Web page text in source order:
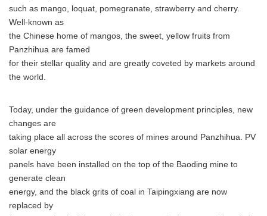
such as mango, loquat, pomegranate, strawberry and cherry.
Well-known as
the Chinese home of mangos, the sweet, yellow fruits from
Panzhihua are famed
for their stellar quality and are greatly coveted by markets around
the world.
Today, under the guidance of green development principles, new
changes are
taking place all across the scores of mines around Panzhihua. PV
solar energy
panels have been installed on the top of the Baoding mine to
generate clean
energy, and the black grits of coal in Taipingxiang are now
replaced by